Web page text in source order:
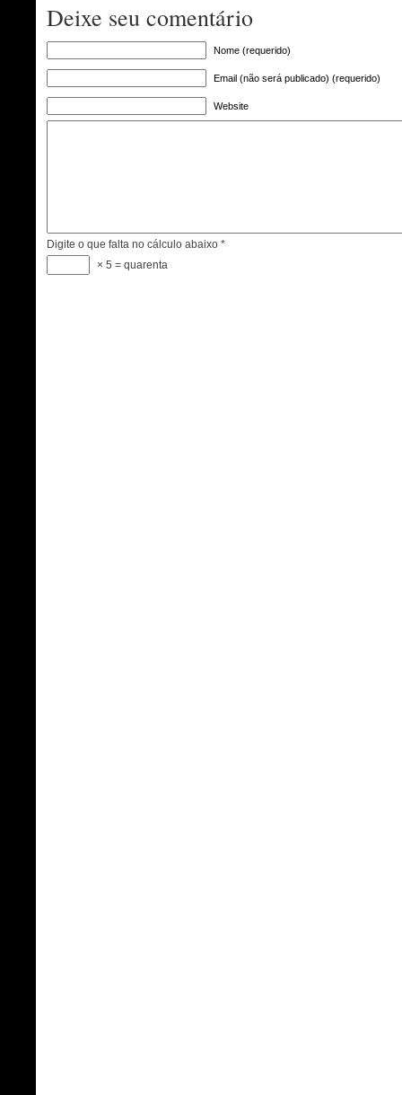
Deixe seu comentário
Nome (requerido)
Email (não será publicado) (requerido)
Website
Digite o que falta no cálculo abaixo *
× 5 = quarenta